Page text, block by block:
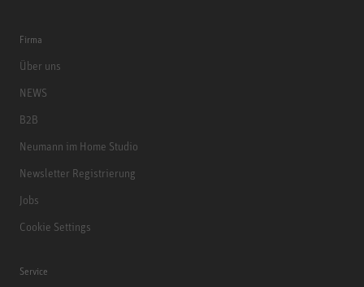
Firma
Über uns
NEWS
B2B
Neumann im Home Studio
Newsletter Registrierung
Jobs
Cookie Settings
Service